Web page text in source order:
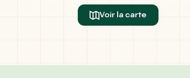
Voir la carte